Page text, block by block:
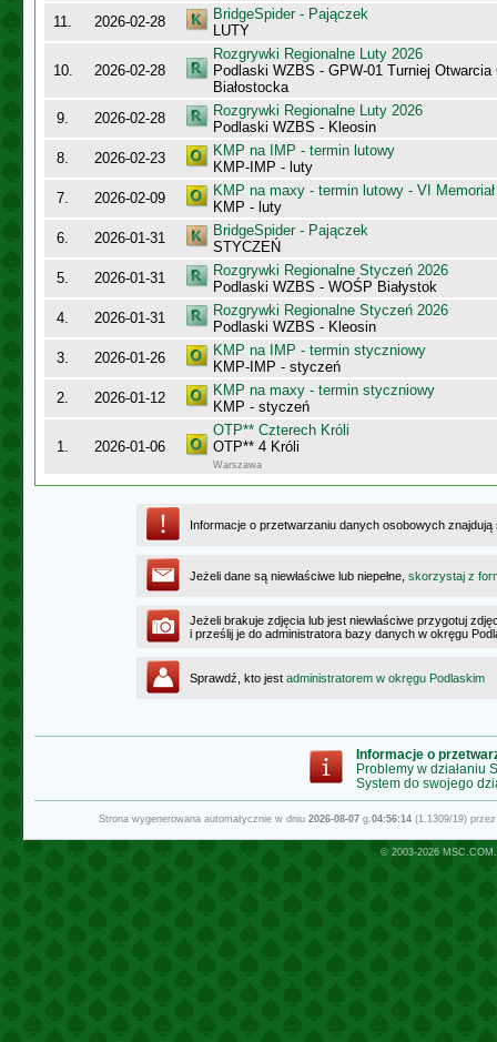
11. 2026-02-28
BridgeSpider - Pajączek
LUTY
10. 2026-02-28
Rozgrywki Regionalne Luty 2026
Podlaski WZBS - GPW-01 Turniej Otwarcia
Białostocka
9.
2026-02-28
Rozgrywki Regionalne Luty 2026
Podlaski WZBS - Kleosin
8.
2026-02-23
KMP na IMP - termin lutowy
KMP-IMP - luty
7.
2026-02-09
KMP na maxy - termin lutowy - VI
KMP - luty
6.
2026-01-31
BridgeSpider - Pajączek
STYCZEŃ
5.
2026-01-31
Rozgrywki Regionalne Styczeń 2026
Podlaski WZBS - WOŚP Białystok
4.
2026-01-31
Rozgrywki Regionalne Styczeń 2026
Podlaski WZBS - Kleosin
3.
2026-01-26
KMP na IMP - termin styczniowy
KMP-IMP - styczeń
2.
2026-01-12
KMP na maxy - termin styczniowy
KMP - styczeń
1. 2026-01-06
OTP** Czterech Króli
OTP** 4 Króli
Warszawa
Informacje o przetwarzaniu danych osobowych
Jeżeli dane są niewłaściwe lub niepełne, skorzystaj z
Jeżeli brakuje zdjęcia lub jest niewłaściwe przygotuj
i prześlij je do administratora bazy danych w okręgu
Sprawdź, kto jest administratorem w okręgu Podlaskim
Informacje o
Problemy w działaniu
System do swojego
Strona wygenerowana automatycznie w dniu 2026-08-07g.04:56:14(1.1309/19)
© 2003-2026